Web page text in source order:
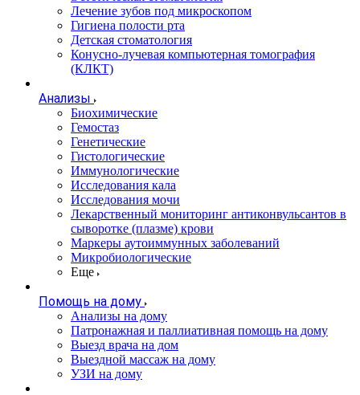
Лечение зубов под микроскопом
Гигиена полости рта
Детская стоматология
Конусно-лучевая компьютерная томография
(КЛКТ)
Анализы
Биохимические
Гемостаз
Генетические
Гистологические
Иммунологические
Исследования кала
Исследования мочи
Лекарственный мониторинг антиконвульсантов в
сыворотке (плазме) крови
Маркеры аутоиммунных заболеваний
Микробиологические
Еще
Помощь на дому
Анализы на дому
Патронажная и паллиативная помощь на дому
Выезд врача на дом
Выездной массаж на дому
УЗИ на дому